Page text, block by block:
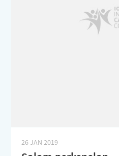
26 JAN 2019